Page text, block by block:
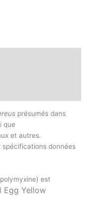
présumés dans
que
et autres.
données
est
Egg Yellow